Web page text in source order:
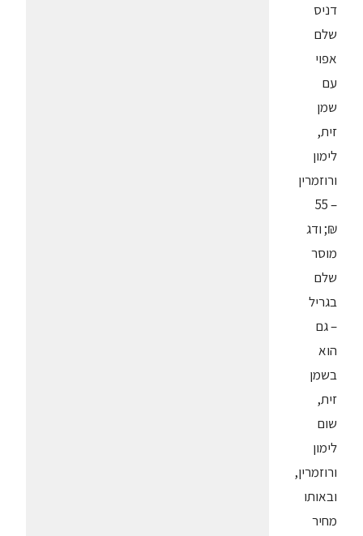
דניס
שלם
אפוי
עם
שמן
זית,
לימון
ורוזמרין
– 55
₪; ודג
מוסר
שלם
בגריל
– גם
הוא
בשמן
זית,
שום
לימון
ורוזמרין,
ובאותו
מחיר